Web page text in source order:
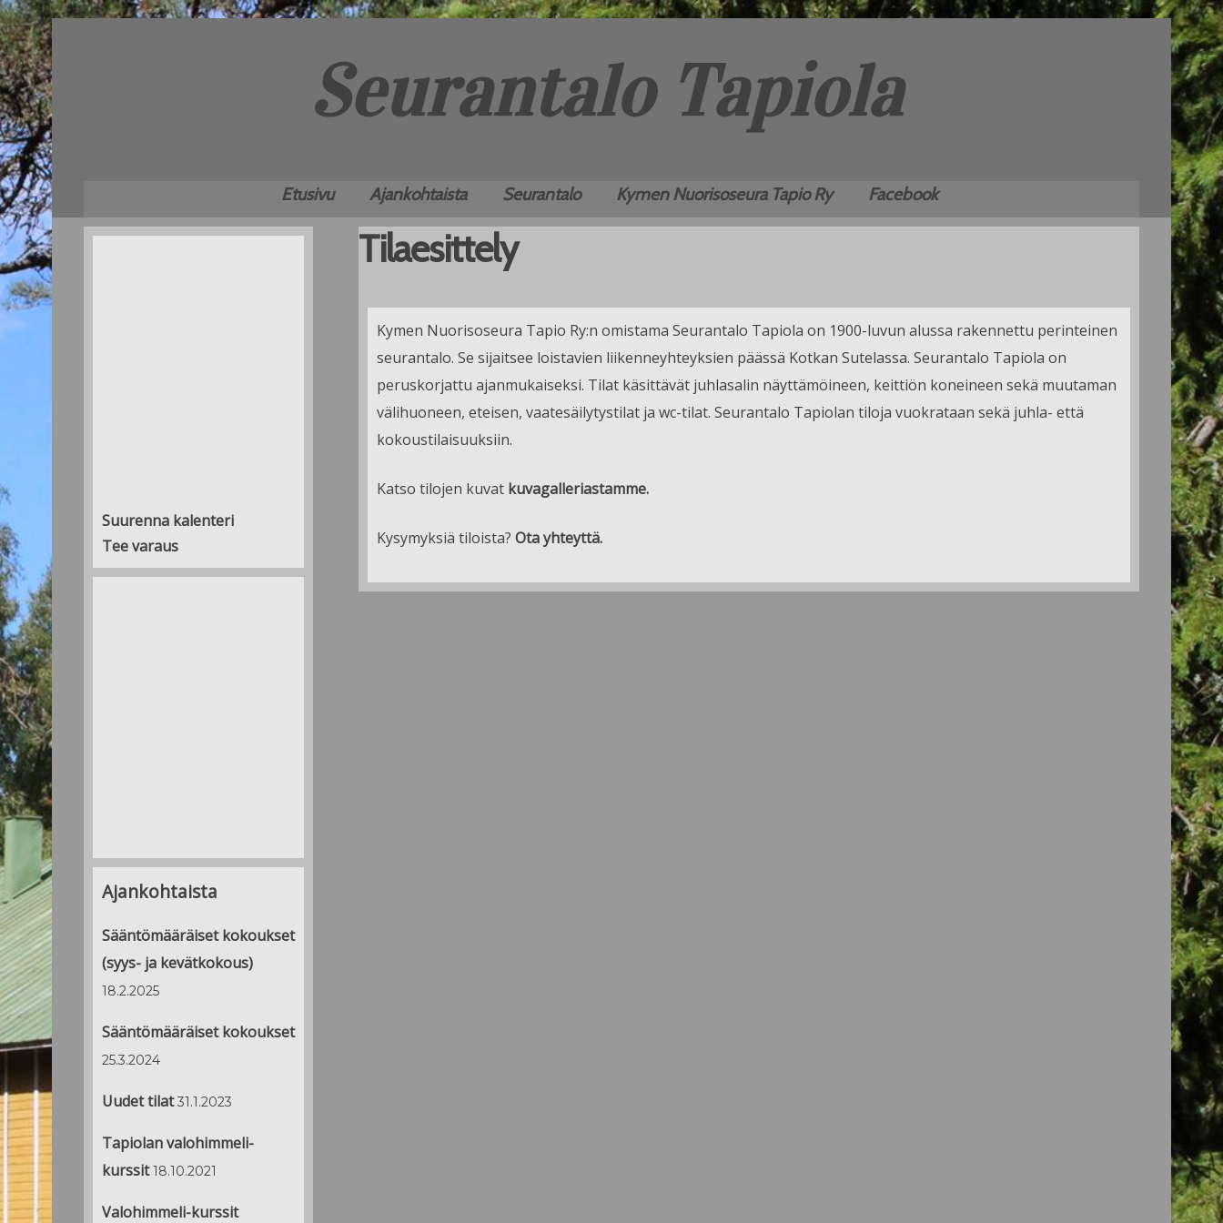
Etusivu Ajankohtaista Seurantalo Kymen Nuorisoseura Tapio Ry Facebook
Tilaesittely
Kymen Nuorisoseura Tapio Ry:n omistama Seurantalo Tapiola on 1900-luvun alussa rakennettu perinteinen
seurantalo. Se sijaitsee loistavien liikenneyhteyksien päässä Kotkan Sutelassa. Seurantalo Tapiola on
peruskorjattu ajanmukaiseksi. Tilat käsittävät juhlasalin näyttämöineen, keittiön koneineen sekä muutaman
välihuoneen, eteisen, vaatesäilytystilat ja wc-tilat. Seurantalo Tapiolan tiloja vuokrataan sekä juhla- että
kokoustilaisuuksiin.
Katso tilojen kuvat kuvagalleriastamme.
Kysymyksiä tiloista? Ota yhteyttä.
Suurenna kalenteri
Tee varaus
Ajankohtaista
Sääntömääräiset kokoukset
(syys- ja kevätkokous)
18.2.2025
Sääntömääräiset kokoukset
25.3.2024
Uudet tilat 31.1.2023
Tapiolan valohimmeli-
kurssit 18.10.2021
Valohimmeli-kurssit